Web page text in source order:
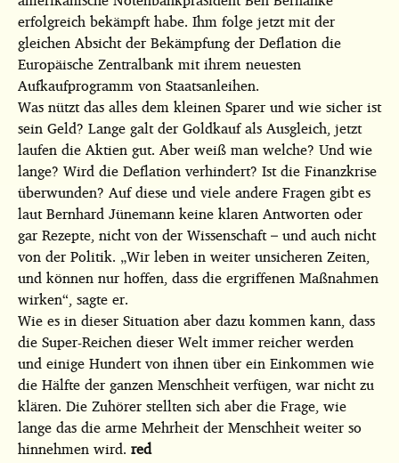
erfolgreich bekämpft habe. Ihm folge jetzt mit der
gleichen Absicht der Bekämpfung der Deflation die
Europäische Zentralbank mit ihrem neuesten
Aufkaufprogramm von Staatsanleihen.
Was nützt das alles dem kleinen Sparer und wie sicher ist
sein Geld? Lange galt der Goldkauf als Ausgleich, jetzt
laufen die Aktien gut. Aber weiß man welche? Und wie
lange? Wird die Deflation verhindert? Ist die Finanzkrise
überwunden? Auf diese und viele andere Fragen gibt es
laut Bernhard Jünemann keine klaren Antworten oder
gar Rezepte, nicht von der Wissenschaft – und auch nicht
von der Politik. „Wir leben in weiter unsicheren Zeiten,
und können nur hoffen, dass die ergriffenen Maßnahmen
wirken“, sagte er.
Wie es in dieser Situation aber dazu kommen kann, dass
die Super-Reichen dieser Welt immer reicher werden
und einige Hundert von ihnen über ein Einkommen wie
die Hälfte der ganzen Menschheit verfügen, war nicht zu
klären. Die Zuhörer stellten sich aber die Frage, wie
lange das die arme Mehrheit der Menschheit weiter so
hinnehmen wird. red